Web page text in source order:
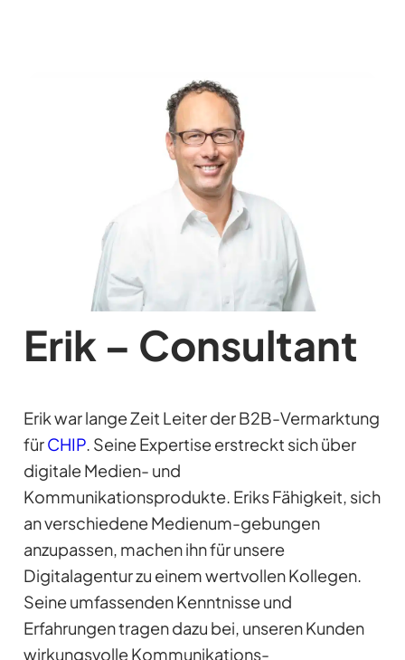
Erik – Consultant
Erik war lange Zeit Leiter der B2B-Vermarktung
fürCHIP. Seine Expertise erstreckt sich über
digitale Medien- und
Kommunikationsprodukte. Eriks Fähigkeit, sich
an verschiedene Medienum-gebungen
anzupassen, machen ihn für unsere
Digitalagentur zu einem wertvollen Kollegen.
Seine umfassenden Kenntnisse und
Erfahrungen tragen dazu bei, unseren Kunden
wirkungsvolle Kommunikations-